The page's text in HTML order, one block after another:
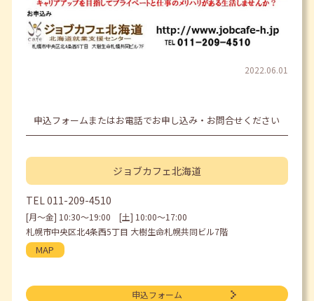
2022.06.01
申込フォームまたはお電話でお申し込み・お問合せください
ジョブカフェ北海道
TEL 011-209-4510
[月〜金] 10:30〜19:00 [土] 10:00〜17:00
札幌市中央区北4条西5丁目 大樹生命札幌共同ビル7階
MAP
申込フォーム